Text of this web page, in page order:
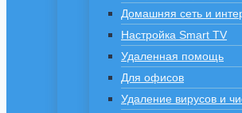
Домашняя сеть и
Настройка Smart TV
Удаленная помощь
Для офисов
Удаление вирусов и